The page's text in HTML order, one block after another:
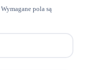
Wymagane pola są